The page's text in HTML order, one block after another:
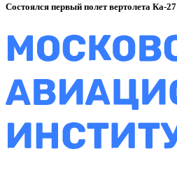
Состоялся первый полет вертолета Ка-27